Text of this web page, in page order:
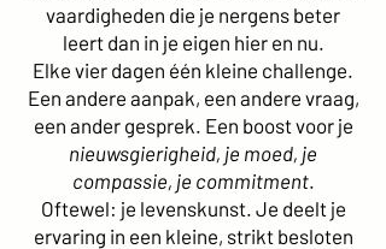
vaardigheden die je nergens beter
leert dan in je eigen hier en nu.
Elke vier dagen één kleine challenge.
Een andere aanpak, een andere vraag,
een ander gesprek. Een boost voor je
nieuwsgierigheid, je moed, je
compassie, je commitment.
Oftewel: je levenskunst. Je deelt je
ervaring in een kleine, strikt besloten